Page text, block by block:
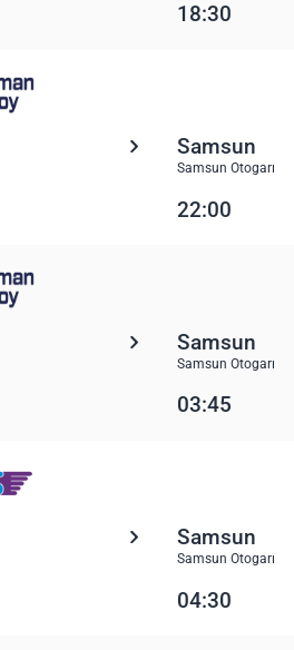
18:30
Samsun
Samsun Otogarı
22:00
Samsun
Samsun Otogarı
03:45
Samsun
Samsun Otogarı
04:30